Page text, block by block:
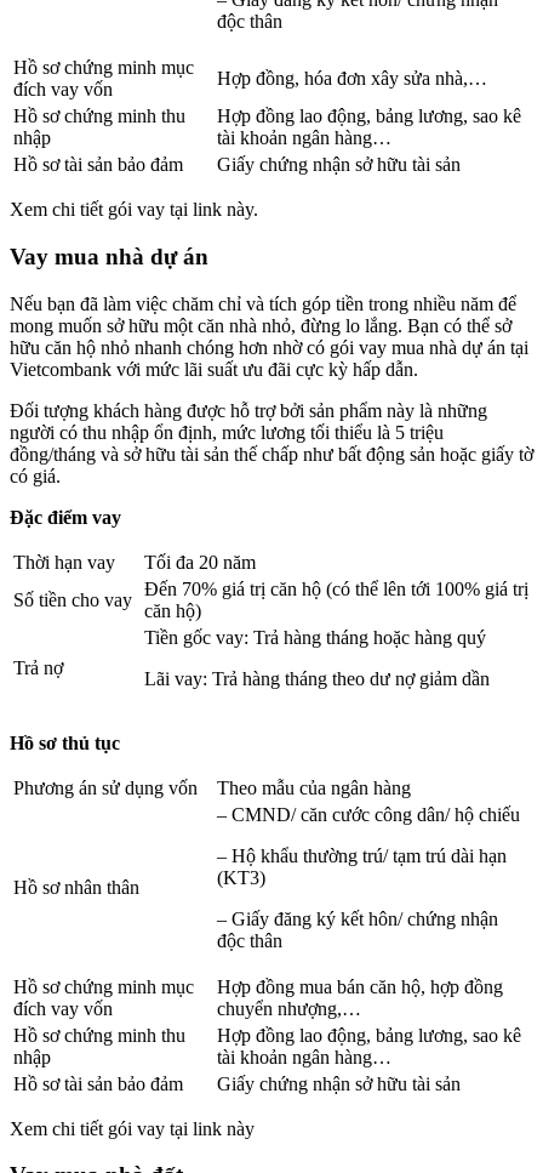
độc thân
Hồ sơ chứng minh mục
đích vay vốn
Hợp đồng, hóa đơn xây sửa nhà,…
Hồ sơ chứng minh thu
nhập
Hợp đồng lao động, bảng lương, sao kê
tài khoản ngân hàng…
Hồ sơ tài sản bảo đảm
Giấy chứng nhận sở hữu tài sản
Xem chi tiết gói vay tại link này.
Vay mua nhà dự án
Nếu bạn đã làm việc chăm chỉ và tích góp tiền trong nhiều năm để
mong muốn sở hữu một căn nhà nhỏ, đừng lo lắng. Bạn có thể sở
hữu căn hộ nhỏ nhanh chóng hơn nhờ có gói vay mua nhà dự án tại
Vietcombank với mức lãi suất ưu đãi cực kỳ hấp dẫn.
Đối tượng khách hàng được hỗ trợ bởi sản phẩm này là những
người có thu nhập ổn định, mức lương tối thiểu là 5 triệu
đồng/tháng và sở hữu tài sản thế chấp như bất động sản hoặc giấy tờ
có giá.
Đặc điểm vay
Thời hạn vay
Tối đa 20 năm
Số tiền cho vay
Đến 70% giá trị căn hộ (có thể lên tới 100% giá trị
căn hộ)
Trả nợ
Tiền gốc vay: Trả hàng tháng hoặc hàng quý
Lãi vay: Trả hàng tháng theo dư nợ giảm dần
Hồ sơ thủ tục
Phương án sử dụng vốn Theo mẫu của ngân hàng
Hồ sơ nhân thân
– CMND/ căn cước công dân/ hộ chiếu
– Hộ khẩu thường trú/ tạm trú dài hạn
(KT3)
– Giấy đăng ký kết hôn/ chứng nhận
độc thân
Hồ sơ chứng minh mục
đích vay vốn
Hợp đồng mua bán căn hộ, hợp đồng
chuyển nhượng,…
Hồ sơ chứng minh thu
nhập
Hợp đồng lao động, bảng lương, sao kê
tài khoản ngân hàng…
Hồ sơ tài sản bảo đảm
Giấy chứng nhận sở hữu tài sản
Xem chi tiết gói vay tại link này